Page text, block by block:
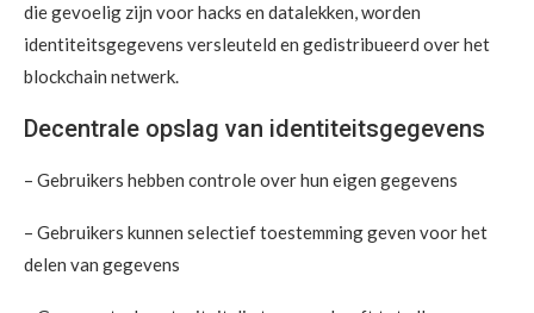
die gevoelig zijn voor hacks en datalekken, worden
identiteitsgegevens versleuteld en gedistribueerd over het
blockchain netwerk.
Decentrale opslag van identiteitsgegevens
– Gebruikers hebben controle over hun eigen gegevens
– Gebruikers kunnen selectief toestemming geven voor het
delen van gegevens